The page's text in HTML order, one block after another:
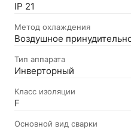
IP 21
Метод охлаждения
Воздушное
Тип аппарата
Инверторный
Класс изоляции
F
Основной вид сварки